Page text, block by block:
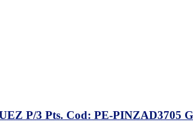
P/3 Pts. Cod: PE-PINZAD3705